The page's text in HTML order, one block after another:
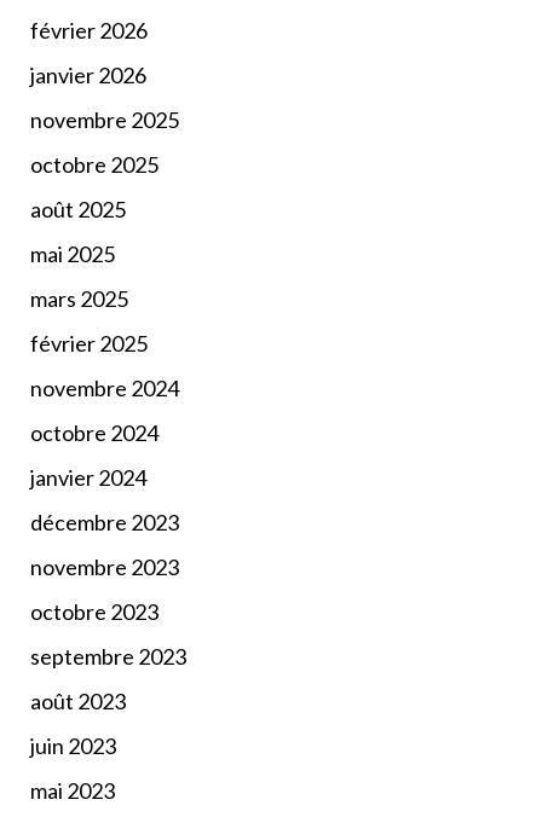
février 2026
janvier 2026
novembre 2025
octobre 2025
août 2025
mai 2025
mars 2025
février 2025
novembre 2024
octobre 2024
janvier 2024
décembre 2023
novembre 2023
octobre 2023
septembre 2023
août 2023
juin 2023
mai 2023